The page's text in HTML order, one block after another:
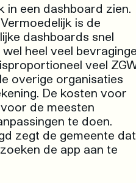
in een dashboard zien.
is de
dashboards snel
heel veel
veel
overige organisaties
De kosten voor
de meesten
te doen.
zegt de gemeente dat
de app aan te